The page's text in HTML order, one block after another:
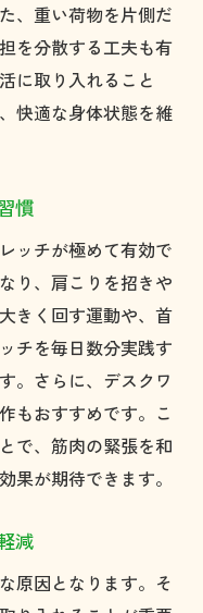
、重い荷物を片側だ
を分散する工夫も有
に取り入れること
快適な身体状態を維
慣
ッチが極めて有効で
り、肩こりを招きや
きく回す運動や、首
チを毎日数分実践す
。さらに、デスクワ
もおすすめです。こ
で、筋肉の緊張を和
果が期待できます。
減
原因となります。そ